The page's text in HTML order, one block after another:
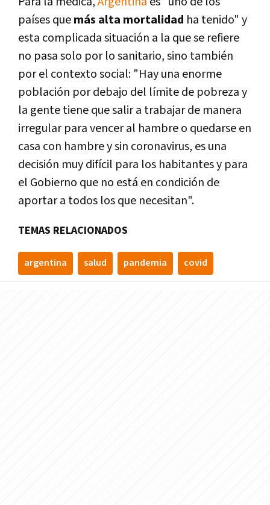
países quemás alta mortalidad ha tenido" y
esta complicada situación a la que se refiere
no pasa solo por lo sanitario, sino también
por el contexto social: "Hay una enorme
población por debajo del límite de pobreza y
la gente tiene que salir a trabajar de manera
irregular para vencer al hambre o quedarse en
casa con hambre y sin coronavirus, es una
decisión muy difícil para los habitantes y para
el Gobierno que no está en condición de
aportar a todos los que necesitan".
TEMAS RELACIONADOS
argentina salud pandemia covid